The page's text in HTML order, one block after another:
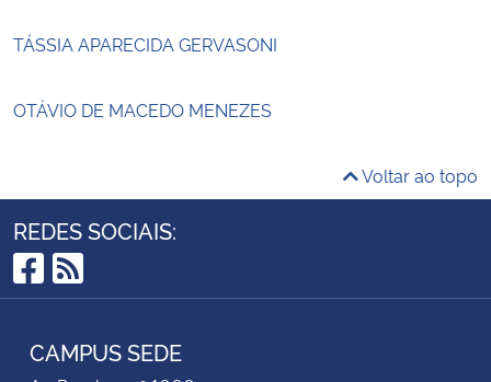
TÁSSIA APARECIDA GERVASONI
OTÁVIO DE MACEDO MENEZES
Voltar ao topo
REDES SOCIAIS:
Facebook
RSS
CAMPUS SEDE